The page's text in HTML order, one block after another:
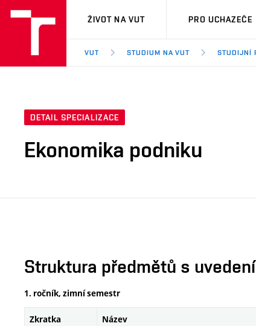
VUT
ŽIVOT NA VUT PRO UCHAZEČE
VUT STUDIUM NA VUT STUDIJNÍ
DETAIL SPECIALIZACE
Ekonomika podniku
Struktura předmětů s
1. ročník, zimní semestr
Zkratka Název